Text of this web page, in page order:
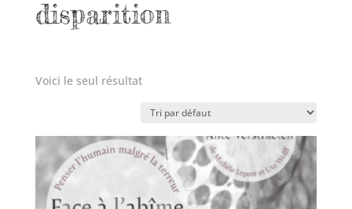
disparition
Voici le seul résultat